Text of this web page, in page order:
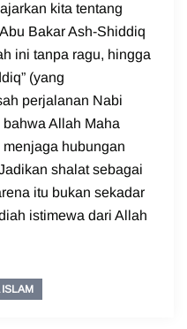
kita tentang
Bakar Ash-Shiddiq
ini tanpa ragu, hingga
(yang
perjalanan Nabi
Allah Maha
hubungan
shalat sebagai
itu bukan sekadar
istimewa dari Allah